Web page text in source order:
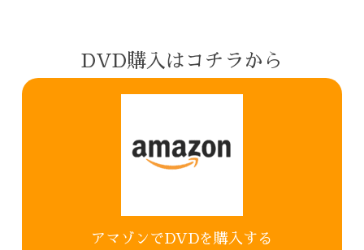
DVD購入はコチラから
アマゾンでDVDを購入する